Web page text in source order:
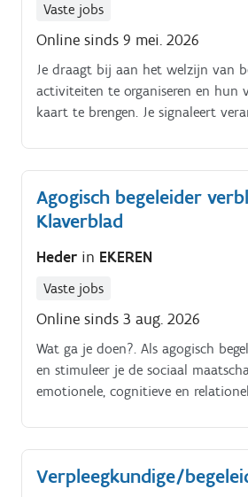
Vaste jobs
Online sinds 9 mei. 2026
Je draagt bij aan het welzijn van
activiteiten te organiseren en hun
kaart te brengen. Je signaleert
de bewoners;informeren van
planning;observeren van het
van veranderingen;afstemmen met
team;ondersteunen bij
Agogisch begeleider
Klaverblad
Heder in EKEREN
Vaste jobs
Online sinds 3 aug. 2026
Wat ga je doen?. Als agogisch
en stimuleer je de sociaal
emotionele, cognitieve en
verstandelijke beperking en
problematieken Als agogisch
houvast voor de cliënt en zijn/
Verpleegkundige/